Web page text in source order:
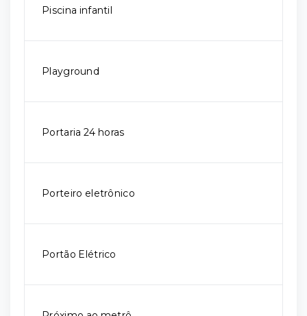
Piscina infantil
Playground
Portaria 24 horas
Porteiro eletrônico
Portão Elétrico